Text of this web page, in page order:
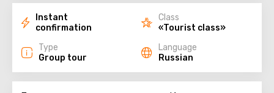
Instant
confirmation
Class
«Tourist class»
Type
Group tour
Language
Russian